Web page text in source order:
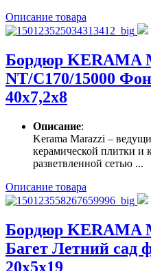
Описание товара
Бордюр KERAMA
NT/C170/15000
40х7,2х8
Описание:
Kerama Marazzi –
керамической плитки и
разветвленной сетью ...
Описание товара
Бордюр KERAMA
Багет Летний сад
20х5х19